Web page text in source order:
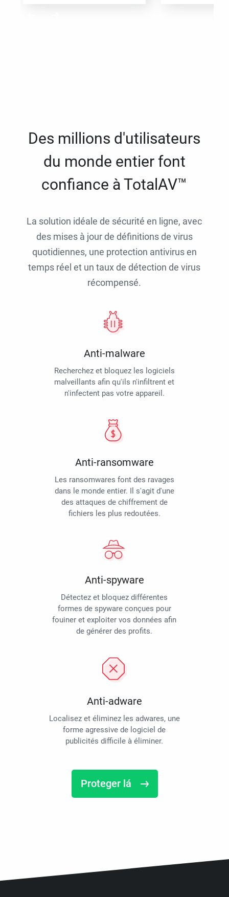
Des millions d'utilisateurs
du monde entier font
confiance à TotalAV™
La solution idéale de sécurité en ligne, avec
des mises à jour de définitions de virus
quotidiennes, une protection antivirus en
temps réel et un taux de détection de virus
récompensé.
Anti-malware
Recherchez et bloquez les logiciels
malveillants afin qu'ils n'infiltrent et
n'infectent pas votre appareil.
Anti-ransomware
Les ransomwares font des ravages
dans le monde entier. Il s'agit d'une
des attaques de chiffrement de
fichiers les plus redoutées.
Anti-spyware
Détectez et bloquez différentes
formes de spyware conçues pour
fouiner et exploiter vos données afin
de générer des profits.
Anti-adware
Localisez et éliminez les adwares, une
forme agressive de logiciel de
publicités difficile à éliminer.
Proteger lá